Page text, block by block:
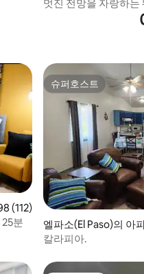
멋진 전망을 자랑하는
4.98점(5점 만점), 후기 112개
(112)
분
슈퍼호스트
슈퍼호스트
엘파소(El Paso)의 아
칼라피아.